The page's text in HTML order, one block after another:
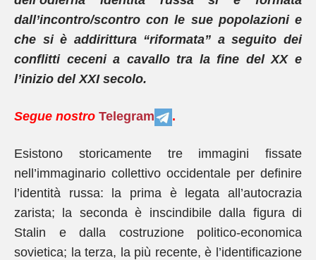
dall’incontro/scontro con le sue popolazioni e
che si è addirittura “riformata” a seguito dei
conflitti ceceni a cavallo tra la fine del XX e
l’inizio del XXI secolo.
Segue nostro Telegram .
Esistono storicamente tre immagini fissate
nell’immaginario collettivo occidentale per definire
l’identità russa: la prima è legata all’autocrazia
zarista; la seconda è inscindibile dalla figura di
Stalin e dalla costruzione politico-economica
sovietica; la terza, la più recente, è l’identificazione